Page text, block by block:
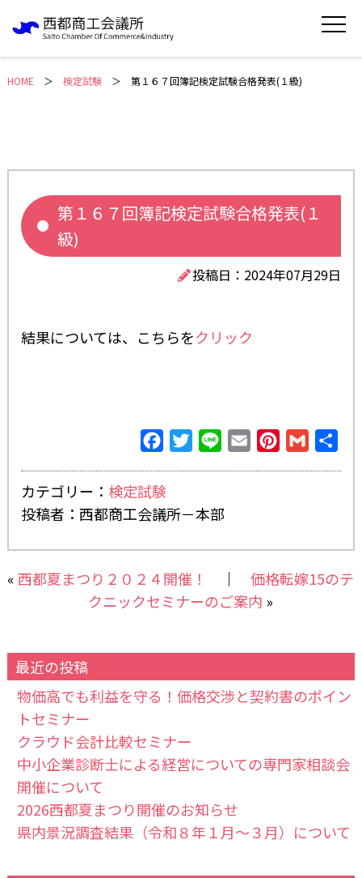
HOME ＞ 検定試験 第１６７回簿記検定試験合格発表(１級)
第１６７回簿記検定試験合格発表(１
級)
投稿日：2024年07月29日
結果については、こちらをクリック
FacebookTwitterLine Email Pinterest
Gmail
カテゴリー： 検定試験
投稿者：西都商工会議所－本部
« 西都夏まつり２０２４開催！ ｜価格転嫁15のテ
クニックセミナーのご案内 »
最近の投稿
物価高でも利益を守る！価格交渉と契約書のポイン
トセミナー
クラウド会計比較セミナー
中小企業診断士による経営についての専門家相談会
開催について
2026西都夏まつり開催のお知らせ
県内景況調査結果（令和８年１月～３月）について